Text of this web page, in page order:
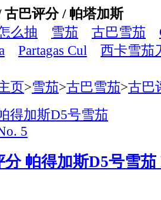
古巴评分 / 帕塔加斯
么抽 雪茄 古巴雪茄
Partagas Cul
西卡雪茄
页>雪茄>古巴雪茄>古巴
帕得加斯D5号雪茄